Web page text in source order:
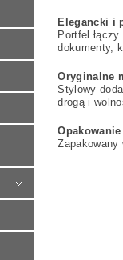
Elegancki i
Portfel
dokumenty,
Oryginalne
Stylowy
drogą i
Zapakowany